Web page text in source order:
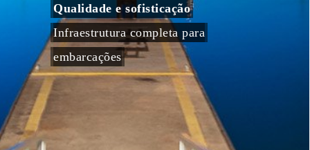
Qualidade e sofisticação
Infraestrutura completa para
embarcações